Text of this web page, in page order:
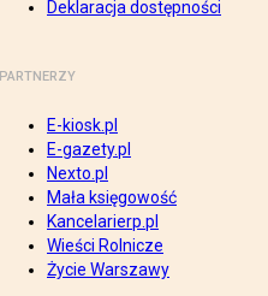
Deklaracja dostępności
PARTNERZY
E-kiosk.pl
E-gazety.pl
Nexto.pl
Mała księgowość
Kancelarierp.pl
Wieści Rolnicze
Życie Warszawy